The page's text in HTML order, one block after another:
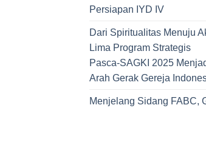
Persiapan IYD IV
Dari Spiritualitas Menuju
Lima Program Strategis
Pasca-SAGKI 2025
Arah Gerak Gereja
Menjelang Sidang FABC,